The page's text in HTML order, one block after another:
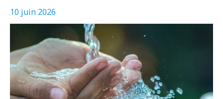
10 juin 2026